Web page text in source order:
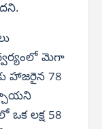
మెగా
78
ఒక లక్ష 58